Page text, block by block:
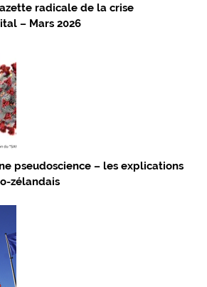
radicale de la crise
– Mars 2026
pseudoscience – les explications
zélandais